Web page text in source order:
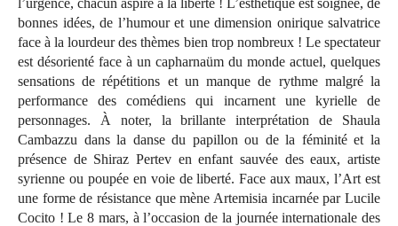
bonnes idées, de l’humour et une dimension onirique salvatrice
face à la lourdeur des thèmes bien trop nombreux ! Le spectateur
est désorienté face à un capharnaüm du monde actuel, quelques
sensations de répétitions et un manque de rythme malgré la
performance des comédiens qui incarnent une kyrielle de
personnages. À noter, la brillante interprétation de Shaula
Cambazzu dans la danse du papillon ou de la féminité et la
présence de Shiraz Pertev en enfant sauvée des eaux, artiste
syrienne ou poupée en voie de liberté. Face aux maux, l’Art est
une forme de résistance que mène Artemisia incarnée par Lucile
Cocito ! Le 8 mars, à l’occasion de la journée internationale des